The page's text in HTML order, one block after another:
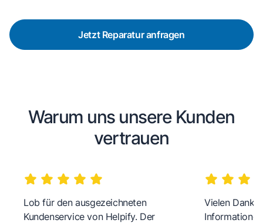
Jetzt Reparatur anfragen
Warum uns unsere Kunden
vertrauen
Lob für den ausgezeichneten
Kundenservice von Helpify. Der
Vielen Dank